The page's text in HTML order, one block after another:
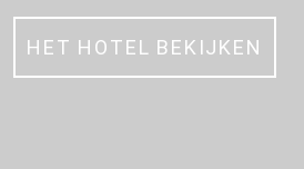
HET HOTEL BEKIJKEN